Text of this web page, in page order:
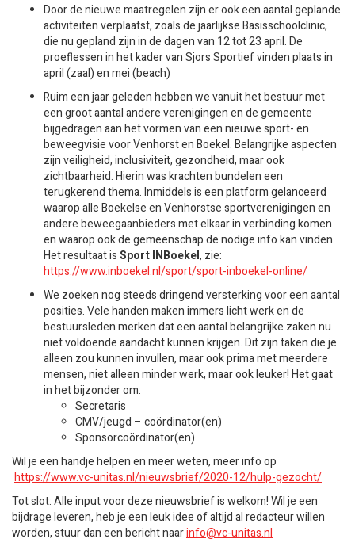
Door de nieuwe maatregelen zijn er ook een aantal geplande
activiteiten verplaatst, zoals de jaarlijkse Basisschoolclinic,
die nu gepland zijn in de dagen van 12 tot 23 april. De
proeflessen in het kader van Sjors Sportief vinden plaats in
april (zaal) en mei (beach)
Ruim een jaar geleden hebben we vanuit het bestuur met
een groot aantal andere verenigingen en de gemeente
bijgedragen aan het vormen van een nieuwe sport- en
beweegvisie voor Venhorst en Boekel. Belangrijke aspecten
zijn veiligheid, inclusiviteit, gezondheid, maar ook
zichtbaarheid. Hierin was krachten bundelen een
terugkerend thema. Inmiddels is een platform gelanceerd
waarop alle Boekelse en Venhorstse sportverenigingen en
andere beweegaanbieders met elkaar in verbinding komen
en waarop ook de gemeenschap de nodige info kan vinden.
Het resultaat isSport INBoekel, zie:
https://www.inboekel.nl/sport/sport-inboekel-online/
We zoeken nog steeds dringend versterking voor een aantal
posities. Vele handen maken immers licht werk en de
bestuursleden merken dat een aantal belangrijke zaken nu
niet voldoende aandacht kunnen krijgen. Dit zijn taken die je
alleen zou kunnen invullen, maar ook prima met meerdere
mensen, niet alleen minder werk, maar ook leuker! Het gaat
in het bijzonder om:
Secretaris
CMV/jeugd – coördinator(en)
Sponsorcoördinator(en)
Wil je een handje helpen en meer weten, meer info op
https://www.vc-unitas.nl/nieuwsbrief/2020-12/hulp-gezocht/
Tot slot: Alle input voor deze nieuwsbrief is welkom! Wil je een
bijdrage leveren, heb je een leuk idee of altijd al redacteur willen
worden, stuur dan een bericht naarinfo@vc-unitas.nl